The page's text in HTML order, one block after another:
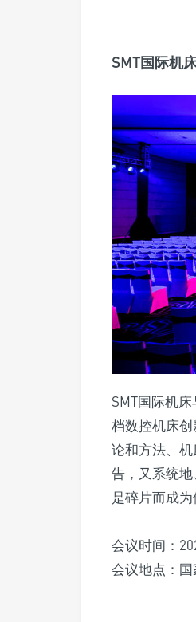
SMT国际机
SMT国际机
档数控机床
论和方法、
告，又系统
是碎片而成为
会议时间：
会议地点：